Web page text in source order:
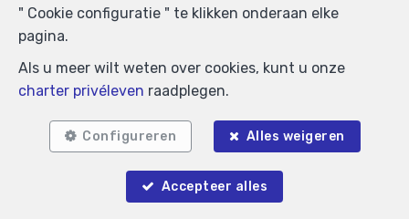
" Cookie configuratie " te klikken onderaan elke
pagina.
Als u meer wilt weten over cookies, kunt u onze
charter privéleven raadplegen.
Configureren Alles weigeren
Accepteer alles
Charter privéleven
WEBULOUS.IMMO